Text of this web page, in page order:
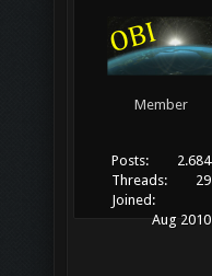
Member
Posts:
2.684
Threads:
29
Joined:
Aug 2010